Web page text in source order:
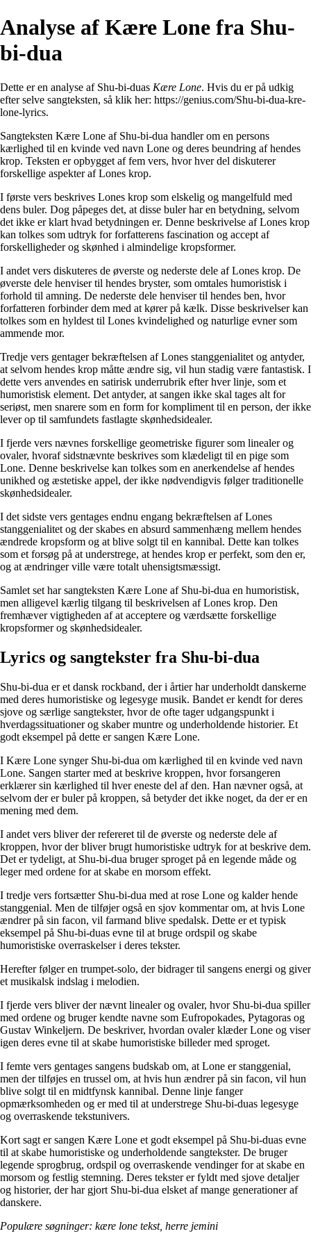
Analyse af Kære Lone fra Shu-
bi-dua
Dette er en analyse af Shu-bi-duas Kære Lone. Hvis du er på udkig
efter selve sangteksten, så klik her: https://genius.com/Shu-bi-dua-kre-
lone-lyrics.
Sangteksten Kære Lone af Shu-bi-dua handler om en persons
kærlighed til en kvinde ved navn Lone og deres beundring af hendes
krop. Teksten er opbygget af fem vers, hvor hver del diskuterer
forskellige aspekter af Lones krop.
I første vers beskrives Lones krop som elskelig og mangelfuld med
dens buler. Dog påpeges det, at disse buler har en betydning, selvom
det ikke er klart hvad betydningen er. Denne beskrivelse af Lones krop
kan tolkes som udtryk for forfatterens fascination og accept af
forskelligheder og skønhed i almindelige kropsformer.
I andet vers diskuteres de øverste og nederste dele af Lones krop. De
øverste dele henviser til hendes bryster, som omtales humoristisk i
forhold til amning. De nederste dele henviser til hendes ben, hvor
forfatteren forbinder dem med at kører på kælk. Disse beskrivelser kan
tolkes som en hyldest til Lones kvindelighed og naturlige evner som
ammende mor.
Tredje vers gentager bekræftelsen af Lones stanggenialitet og antyder,
at selvom hendes krop måtte ændre sig, vil hun stadig være fantastisk. I
dette vers anvendes en satirisk underrubrik efter hver linje, som et
humoristisk element. Det antyder, at sangen ikke skal tages alt for
seriøst, men snarere som en form for kompliment til en person, der ikke
lever op til samfundets fastlagte skønhedsidealer.
I fjerde vers nævnes forskellige geometriske figurer som linealer og
ovaler, hvoraf sidstnævnte beskrives som klædeligt til en pige som
Lone. Denne beskrivelse kan tolkes som en anerkendelse af hendes
unikhed og æstetiske appel, der ikke nødvendigvis følger traditionelle
skønhedsidealer.
I det sidste vers gentages endnu engang bekræftelsen af Lones
stanggenialitet og der skabes en absurd sammenhæng mellem hendes
ændrede kropsform og at blive solgt til en kannibal. Dette kan tolkes
som et forsøg på at understrege, at hendes krop er perfekt, som den er,
og at ændringer ville være totalt uhensigtsmæssigt.
Samlet set har sangteksten Kære Lone af Shu-bi-dua en humoristisk,
men alligevel kærlig tilgang til beskrivelsen af Lones krop. Den
fremhæver vigtigheden af at acceptere og værdsætte forskellige
kropsformer og skønhedsidealer.
Lyrics og sangtekster fra Shu-bi-dua
Shu-bi-dua er et dansk rockband, der i årtier har underholdt danskerne
med deres humoristiske og legesyge musik. Bandet er kendt for deres
sjove og særlige sangtekster, hvor de ofte tager udgangspunkt i
hverdagssituationer og skaber muntre og underholdende historier. Et
godt eksempel på dette er sangen Kære Lone.
I Kære Lone synger Shu-bi-dua om kærlighed til en kvinde ved navn
Lone. Sangen starter med at beskrive kroppen, hvor forsangeren
erklærer sin kærlighed til hver eneste del af den. Han nævner også, at
selvom der er buler på kroppen, så betyder det ikke noget, da der er en
mening med dem.
I andet vers bliver der refereret til de øverste og nederste dele af
kroppen, hvor der bliver brugt humoristiske udtryk for at beskrive dem.
Det er tydeligt, at Shu-bi-dua bruger sproget på en legende måde og
leger med ordene for at skabe en morsom effekt.
I tredje vers fortsætter Shu-bi-dua med at rose Lone og kalder hende
stanggenial. Men de tilføjer også en sjov kommentar om, at hvis Lone
ændrer på sin facon, vil farmand blive spedalsk. Dette er et typisk
eksempel på Shu-bi-duas evne til at bruge ordspil og skabe
humoristiske overraskelser i deres tekster.
Herefter følger en trumpet-solo, der bidrager til sangens energi og giver
et musikalsk indslag i melodien.
I fjerde vers bliver der nævnt linealer og ovaler, hvor Shu-bi-dua spiller
med ordene og bruger kendte navne som Eufropokades, Pytagoras og
Gustav Winkeljern. De beskriver, hvordan ovaler klæder Lone og viser
igen deres evne til at skabe humoristiske billeder med sproget.
I femte vers gentages sangens budskab om, at Lone er stanggenial,
men der tilføjes en trussel om, at hvis hun ændrer på sin facon, vil hun
blive solgt til en midtfynsk kannibal. Denne linje fanger
opmærksomheden og er med til at understrege Shu-bi-duas legesyge
og overraskende tekstunivers.
Kort sagt er sangen Kære Lone et godt eksempel på Shu-bi-duas evne
til at skabe humoristiske og underholdende sangtekster. De bruger
legende sprogbrug, ordspil og overraskende vendinger for at skabe en
morsom og festlig stemning. Deres tekster er fyldt med sjove detaljer
og historier, der har gjort Shu-bi-dua elsket af mange generationer af
danskere.
Populære søgninger: kære lone tekst, herre jemini